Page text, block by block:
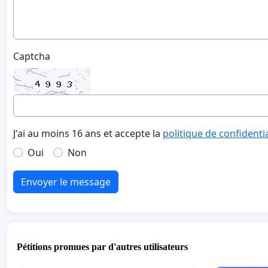
Captcha
J'ai au moins 16 ans et accepte la politique de
Oui
Non
Envoyer le message
Pétitions promues par d'autres utilisateurs